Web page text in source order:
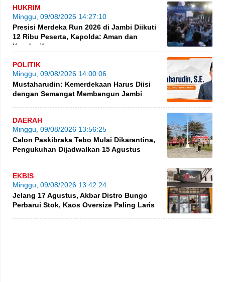
HUKRIM
Minggu, 09/08/2026 14:27:10
Presisi Merdeka Run 2026 di Jambi Diikuti
12 Ribu Peserta, Kapolda: Aman dan
Kondusif
POLITIK
Minggu, 09/08/2026 14:00:06
Mustaharudin: Kemerdekaan Harus Diisi
dengan Semangat Membangun Jambi
DAERAH
Minggu, 09/08/2026 13:56:25
Calon Paskibraka Tebo Mulai Dikarantina,
Pengukuhan Dijadwalkan 15 Agustus
EKBIS
Minggu, 09/08/2026 13:42:24
Jelang 17 Agustus, Akbar Distro Bungo
Perbarui Stok, Kaos Oversize Paling Laris